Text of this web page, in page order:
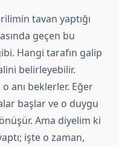
tavan yaptığı
geçen bu
Hangi tarafın galip
belirleyebilir.
anı beklerler. Eğer
başlar ve o duygu
Ama diyelim ki
işte o zaman,